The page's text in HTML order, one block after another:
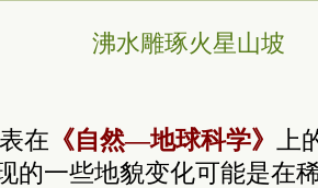
沸水雕琢火星山坡
在 《自然—地球科学》
的一些地貌变化可能是在